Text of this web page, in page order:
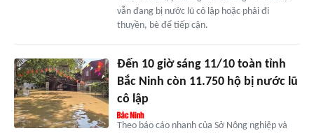
vẫn đang bị nước lũ cô lập hoặc phải đi
thuyền, bè để tiếp cận.
Đến 10 giờ sáng 11/10 toàn tỉnh
Bắc Ninh còn 11.750 hộ bị nước lũ
cô lập
Theo báo cáo nhanh của Sở Nông nghiệp và